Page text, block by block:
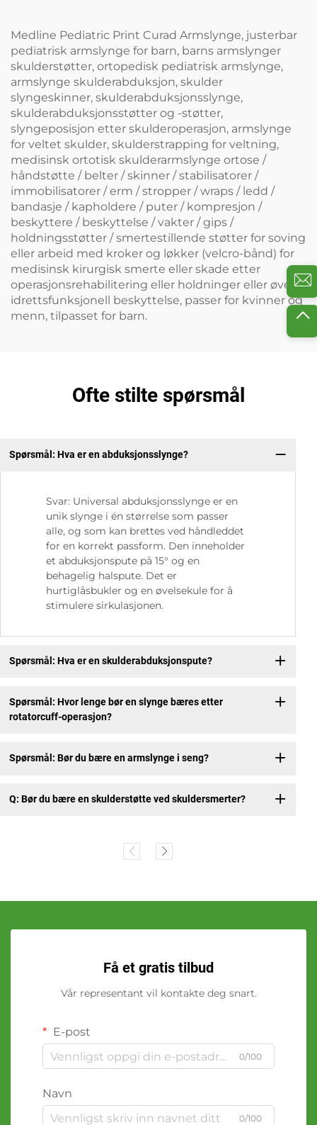
Medline Pediatric Print Curad Armslynge, justerbar
pediatrisk armslynge for barn, barns armslynger
skulderstøtter, ortopedisk pediatrisk armslynge,
armslynge skulderabduksjon, skulder
slyngeskinner, skulderabduksjonsslynge,
skulderabduksjonsstøtter og -støtter,
slyngeposisjon etter skulderoperasjon, armslynge
for veltet skulder, skulderstrapping for veltning,
medisinsk ortotisk skulderarmslynge ortose /
håndstøtte / belter / skinner / stabilisatorer /
immobilisatorer / erm / stropper / wraps / ledd /
bandasje / kapholdere / puter / kompresjon /
beskyttere / beskyttelse / vakter / gips /
holdningsstøtter / smertestillende støtter for soving
eller arbeid med kroker og løkker (velcro-bånd) for
medisinsk kirurgisk smerte eller skade etter
operasjonsrehabilitering eller holdninger eller øvelse
idrettsfunksjonell beskyttelse, passer for kvinner og
menn, tilpasset for barn.
Ofte stilte spørsmål
Spørsmål: Hva er en abduksjonsslynge?
Svar: Universal abduksjonsslynge er en
unik slynge i én størrelse som passer
alle, og som kan brettes ved håndleddet
for en korrekt passform. Den inneholder
et abduksjonspute på 15° og en
behagelig halspute. Det er
hurtiglåsbukler og en øvelsekule for å
stimulere sirkulasjonen.
Spørsmål: Hva er en skulderabduksjonspute?
Spørsmål: Hvor lenge bør en slynge bæres etter
rotatorcuff-operasjon?
Spørsmål: Bør du bære en armslynge i seng?
Q: Bør du bære en skulderstøtte ved skuldersmerter?
Få et gratis tilbud
Vår representant vil kontakte deg snart.
E-post
0/100
Navn
0/100